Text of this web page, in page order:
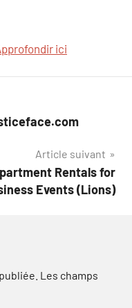
ici
Article suivant
Rentals for
Events (Lions)
Les champs